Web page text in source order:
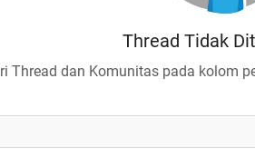
Thread Tidak
Thread dan Komunitas pada kolom